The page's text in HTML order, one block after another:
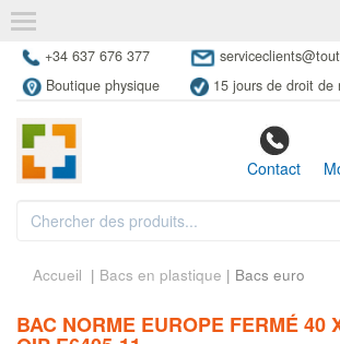
+34 637 676 377
Boutique physique
15 jours de droit de
Contact
Accueil | Bacs en plastique | Bacs euro
BAC NORME EUROPE FERMÉ 40